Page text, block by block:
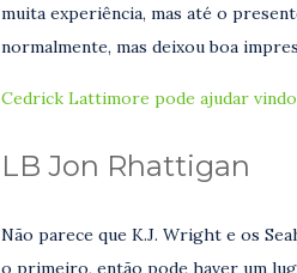
muita experiência, mas até o
normalmente, mas deixou boa
Cedrick Lattimore pode ajudar
LB Jon Rhattigan
Não parece que K.J. Wright e os
o primeiro, então pode haver um